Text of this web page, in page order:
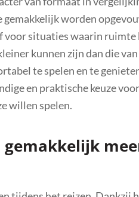
worden
voor situaties waarin ruimte
kunnen zijn dan die
te spelen en te
en praktische keuze
willen spelen.